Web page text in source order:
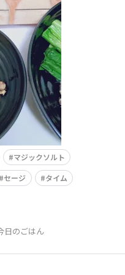
ックソルトを振りかけ
ン、塩、セージP、タラ
てからフライパンにグ
ました〰️テフロン加工が
マジックソルト
セージ
タイム
日のごはん